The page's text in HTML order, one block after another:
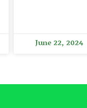
June 22, 2024